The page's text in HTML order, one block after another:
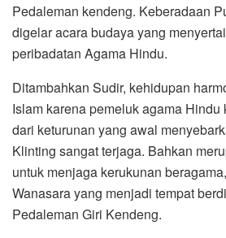
Pedaleman kendeng. Keberadaan
digelar acara budaya yang
peribadatan Agama Hindu.
Ditambahkan Sudir, kehidupan
Islam karena pemeluk agama
dari keturunan yang awal
Klinting sangat terjaga. Bahkan
untuk menjaga kerukunan
Wanasara yang menjadi tempat
Pedaleman Giri Kendeng.